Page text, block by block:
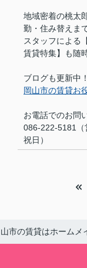
地域密着の桃太
勤・住み替えま
スタッフによる
賃貸特集】も随
ブログも更新中！
岡山市の賃貸お
お電話でのお問
086-222-5181（
祝日）
市の賃貸はホームメ